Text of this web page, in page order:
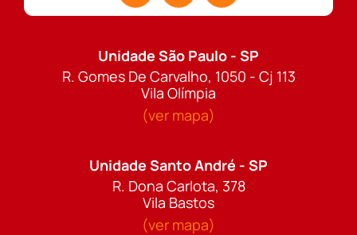
Unidade São Paulo - SP
R. Gomes De Carvalho, 1050 - Cj 113
Vila Olímpia
(ver mapa)
Unidade Santo André - SP
R. Dona Carlota, 378
Vila Bastos
(ver mapa)